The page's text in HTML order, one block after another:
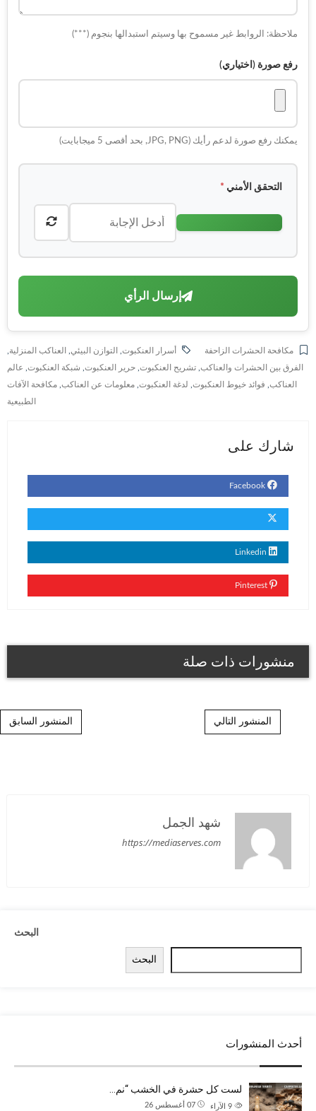
ملاحظة: الروابط غير مسموح بها وسيتم استبدالها بنجوم (***)
رفع صورة (اختياري)
يمكنك رفع صورة لدعم رأيك (JPG, PNG, بحد أقصى 5 ميجابايت)
التحقق الأمني *
إرسال الرأي
مكافحة الحشرات الزاحفة أسرار العنكبوت التوازن البيئي العناكب المنزلية
الفرق بين الحشرات والعناكب تشريح العنكبوت حرير العنكبوت شبكة العنكبوت عالم
العناكب فوائد خيوط العنكبوت لدغة العنكبوت معلومات عن العناكب مكافحة الآفات
الطبيعية
شارك على
منشورات ذات صلة
Post navigation المنشور السابق المنشور التالي
شهد الجمل
https://mediaserves.com
البحث
البحث
أحدث المنشورات
لست كل حشرة في الخشب “نم…
07 أغسطس 26 الآراء